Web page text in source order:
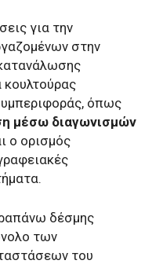
για την
στην
κουλτούρας
όπως
μέσω διαγωνισμών
ο ορισμός
δέσμης
των
του